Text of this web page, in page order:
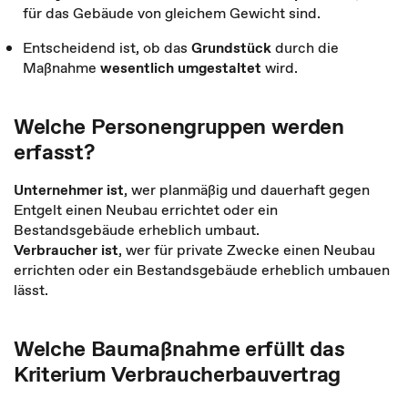
für das Gebäude von gleichem Gewicht sind.
Entscheidend ist, ob das Grundstückdurch die
Maßnahme wesentlich umgestaltet wird.
Welche Personengruppen werden
erfasst?
Unternehmer ist, wer planmäßig und dauerhaft gegen
Entgelt einen Neubau errichtet oder ein
Bestandsgebäude erheblich umbaut.
Verbraucher ist, wer für private Zwecke einen Neubau
errichten oder ein Bestandsgebäude erheblich umbauen
lässt.
Welche Baumaßnahme erfüllt das
Kriterium Verbraucherbauvertrag